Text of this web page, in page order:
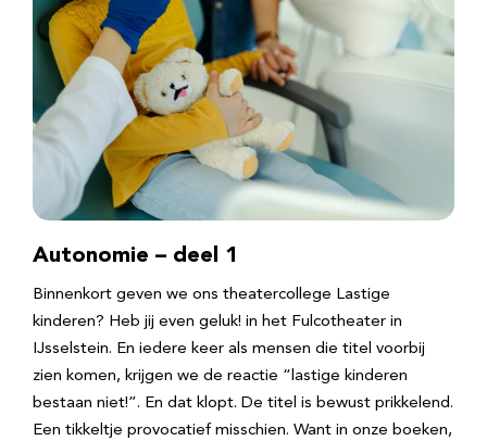
Autonomie – deel 1
Binnenkort geven we ons theatercollege Lastige
kinderen? Heb jij even geluk! in het Fulcotheater in
IJsselstein. En iedere keer als mensen die titel voorbij
zien komen, krijgen we de reactie “lastige kinderen
bestaan niet!”. En dat klopt. De titel is bewust prikkelend.
Een tikkeltje provocatief misschien. Want in onze boeken,